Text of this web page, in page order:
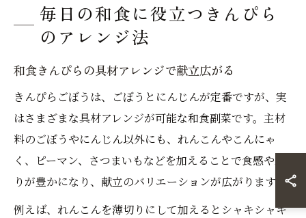
毎日の和食に役立つきんぴら
のアレンジ法
和食きんぴらの具材アレンジで献立広がる
きんぴらごぼうは、ごぼうとにんじんが定番ですが、実
はさまざまな具材アレンジが可能な和食副菜です。主材
料のごぼうやにんじん以外にも、れんこんやこんにゃ
く、ピーマン、さつまいもなどを加えることで食感や彩
りが豊かになり、献立のバリエーションが広がります。
例えば、れんこんを薄切りにして加えるとシャキシャキ